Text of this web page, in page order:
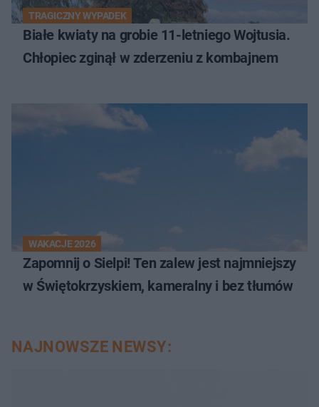
TRAGICZNY WYPADEK
Białe kwiaty na grobie 11-letniego Wojtusia.
Chłopiec zginął w zderzeniu z kombajnem
WAKACJE 2026
Zapomnij o Sielpi! Ten zalew jest najmniejszy
w Świętokrzyskiem, kameralny i bez tłumów
NAJNOWSZE NEWSY: